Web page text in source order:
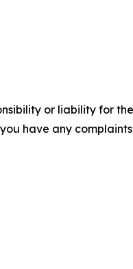
or liability for
have any